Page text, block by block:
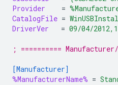
Provider
=
CatalogFile =
DriverVer
= 09/04/
; ==========
[Manufacturer]
%ManufacturerName% =